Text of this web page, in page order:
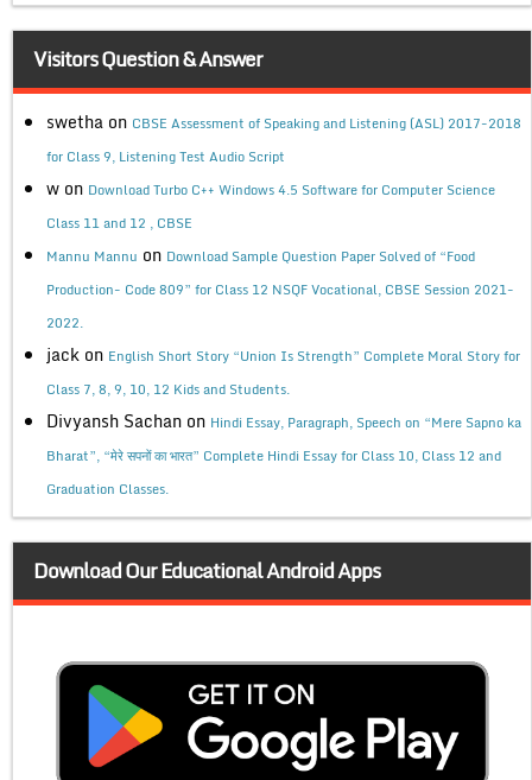
Visitors Question & Answer
swetha on CBSE Assessment of Speaking and Listening (ASL) 2017-2018
for Class 9, Listening Test Audio Script
w on Download Turbo C++ Windows 4.5 Software for Computer Science
Class 11 and 12 , CBSE
Mannu Mannu on Download Sample Question Paper Solved of “Food
Production- Code 809” for Class 12 NSQF Vocational, CBSE Session 2021-
2022.
jack on English Short Story “Union Is Strength” Complete Moral Story for
Class 7, 8, 9, 10, 12 Kids and Students.
Divyansh Sachan on Hindi Essay, Paragraph, Speech on “Mere Sapno ka
Bharat”, “मेरे सपनों का भारत” Complete Hindi Essay for Class 10, Class 12 and
Graduation Classes.
Download Our Educational Android Apps